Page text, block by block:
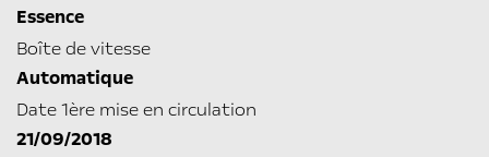
Essence
Boîte de vitesse
Automatique
Date 1ère mise en circulation
21/09/2018